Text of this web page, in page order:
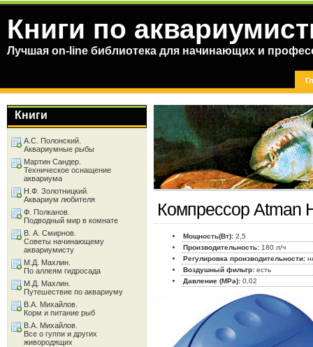
Книги по
Лучшая on-line библиотека для начинающих и
Компрессор Atman
Мощность(Вт): 2,5
Производительность: 180 л/ч
Регулировка производительности:
Воздушный фильтр: есть
Давление (MPa): 0,02
Книги
А.С. Полонский.
Аквариумные рыбы
Мартин Сандер.
Техническое оснащение
аквариума
Н.Ф. Золотницкий.
Аквариум любителя
Ф. Полканов.
Подводный мир в комнате
В. А. Смирнов.
Советы начинающему
аквариумисту
М.Д. Махлин.
По аллеям гидросада
М.Д. Махлин.
Путешествие по аквариуму
В.А. Михайлов.
Корм и питание рыб
В.А. Михайлов.
Все о гуппи и других
живородящих